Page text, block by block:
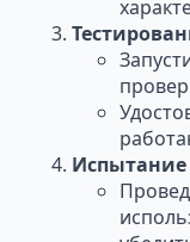
Испытание